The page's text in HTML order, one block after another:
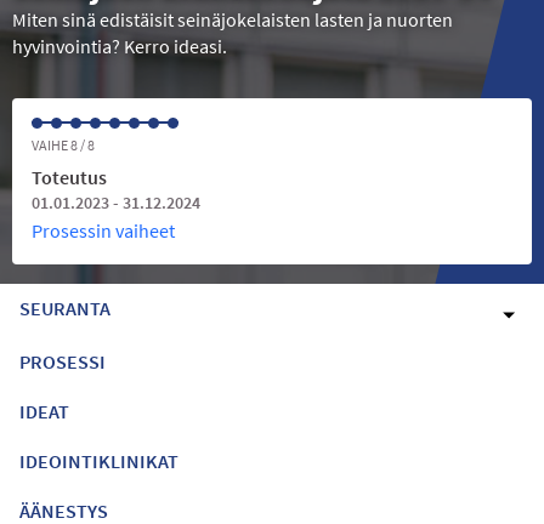
Miten sinä edistäisit seinäjokelaisten lasten ja nuorten
hyvinvointia? Kerro ideasi.
VAIHE 8 / 8
Toteutus
01.01.2023 - 31.12.2024
Prosessin vaiheet
SEURANTA
PROSESSI
IDEAT
IDEOINTIKLINIKAT
ÄÄNESTYS